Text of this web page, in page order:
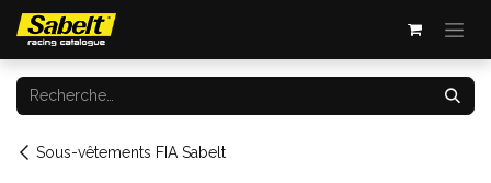
Se rendre au contenu
Sous-vêtements FIA Sabelt